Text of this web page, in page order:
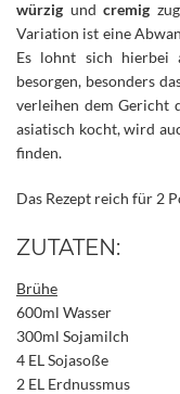
würzig und cremig
Variation ist eine
Es lohnt sich hierbei
besorgen, besonders
verleihen dem Gericht
asiatisch kocht, wird
finden.
Das Rezept reich für 2
ZUTATEN:
Brühe
600ml Wasser
300ml Sojamilch
4 EL Sojasoße
2 EL Erdnussmus